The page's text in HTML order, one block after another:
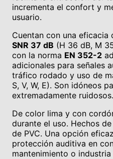
incrementa el confort y
usuario.
Cuentan con una eficacia
SNR 37 dB (H 36 dB, M
con la norma EN 352-2
adicionales para señales
tráfico rodado y uso de
S, V, W, E). Son idóneos
extremadamente ruidosos.
De color lima y con
durante el uso. Hechos
de PVC. Una opción
protección auditiva en
mantenimiento o industria